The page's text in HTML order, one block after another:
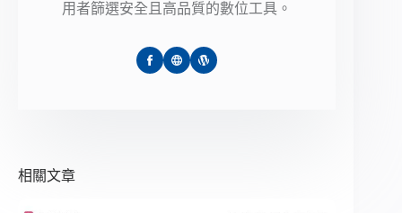
用者篩選安全且高品質的數位工具。
相關文章